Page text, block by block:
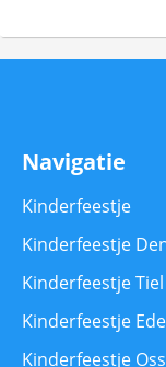
Navigatie
Kinderfeestje
Kinderfeestje
Kinderfeestje Tiel
Kinderfeestje Ede
Kinderfeestje Oss